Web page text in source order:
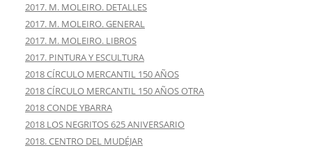
2017. M. MOLEIRO. DETALLES
2017. M. MOLEIRO. GENERAL
2017. M. MOLEIRO. LIBROS
2017. PINTURA Y ESCULTURA
2018 CÍRCULO MERCANTIL 150 AÑOS
2018 CÍRCULO MERCANTIL 150 AÑOS OTRA
2018 CONDE YBARRA
2018 LOS NEGRITOS 625 ANIVERSARIO
2018. CENTRO DEL MUDÉJAR